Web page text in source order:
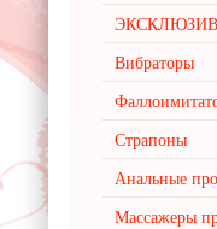
Вибраторы
Страпоны
Анальные
Массажеры